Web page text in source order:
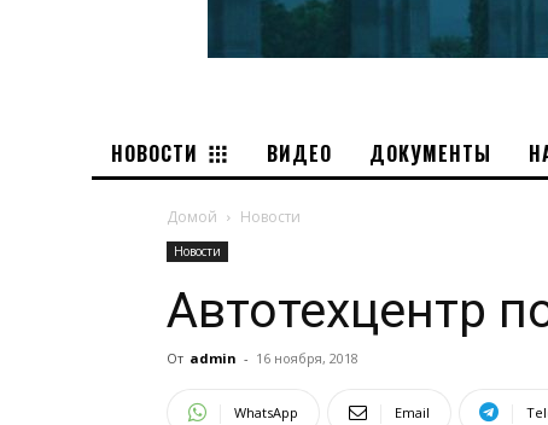
НОВОСТИ ВИДЕО ДОКУМЕНТЫ
Домой Новости
Новости
Автотехцентр
От admin - 16 ноября, 2018
WhatsApp Email